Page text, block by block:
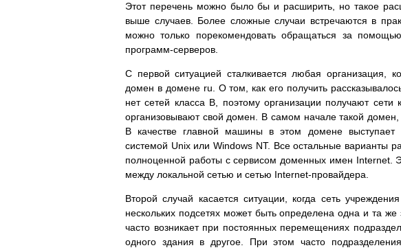
Этот перечень можно было бы и расширить, но такое
выше случаев. Более сложные случаи встречаются в
можно только порекомендовать обращаться за
программ-серверов.
С первой ситуацией сталкивается любая организация,
домен в домене ru. О том, как его получить
нет сетей класса B, поэтому организации получают
организовывают свой домен. В самом начале такой домен,
В качестве главной машины в этом домене
системой Unix или Windows NT. Все остальные варианты
полноценной работы с сервисом доменных имен Internet.
между локальной сетью и сетью Internet-провайдера.
Второй случай касается ситуации, когда сеть
нескольких подсетях может быть определена одна и та
часто возникает при постоянных перемещениях
одного здания в другое. При этом часто